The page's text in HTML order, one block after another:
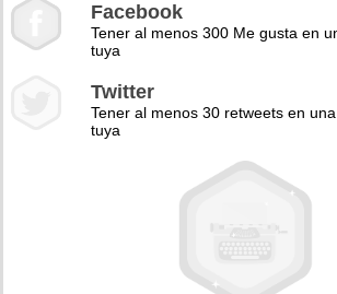
Facebook
Tener al menos 300 Me gusta en
tuya
Twitter
Tener al menos 30 retweets en
tuya